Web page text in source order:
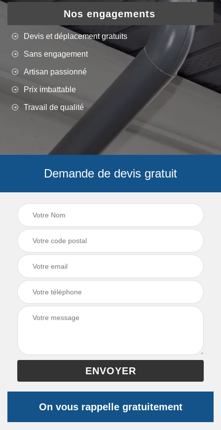
Nos engagements
Devis et déplacement gratuits
Sans engagement
Artisan passionné
Prix imbattable
Travail de qualité
Demande de devis gratuit
On vous rappelle gratuitement